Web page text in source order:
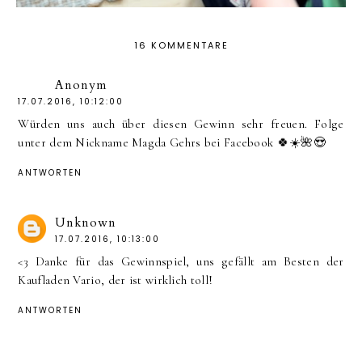
16 KOMMENTARE
Anonym
17.07.2016, 10:12:00
Würden uns auch über diesen Gewinn sehr freuen. Folge
unter dem Nickname Magda Gehrs bei Facebook 🍀☀️🌺😍
ANTWORTEN
Unknown
17.07.2016, 10:13:00
<3 Danke für das Gewinnspiel, uns gefällt am Besten der
Kaufladen Vario, der ist wirklich toll!
ANTWORTEN